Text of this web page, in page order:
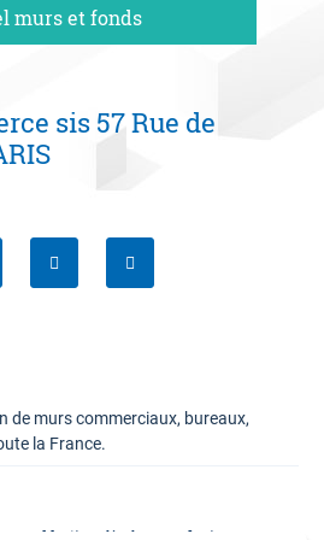
murs et fonds
sis 57 Rue de
de murs commerciaux, bureaux,
la France.
Mentions légales Lexique